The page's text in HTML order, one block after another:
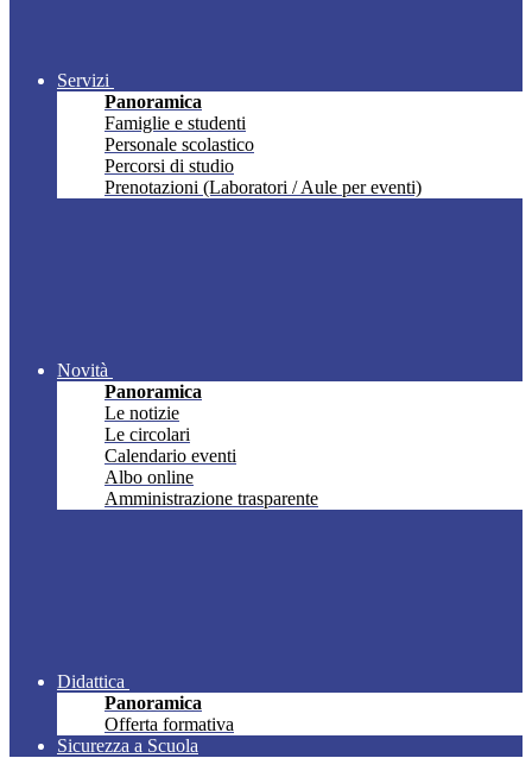
Servizi
Panoramica
Famiglie e studenti
Personale scolastico
Percorsi di studio
Prenotazioni (Laboratori / Aule per eventi)
Novità
Panoramica
Le notizie
Le circolari
Calendario eventi
Albo online
Amministrazione trasparente
Didattica
Panoramica
Offerta formativa
Sicurezza a Scuola